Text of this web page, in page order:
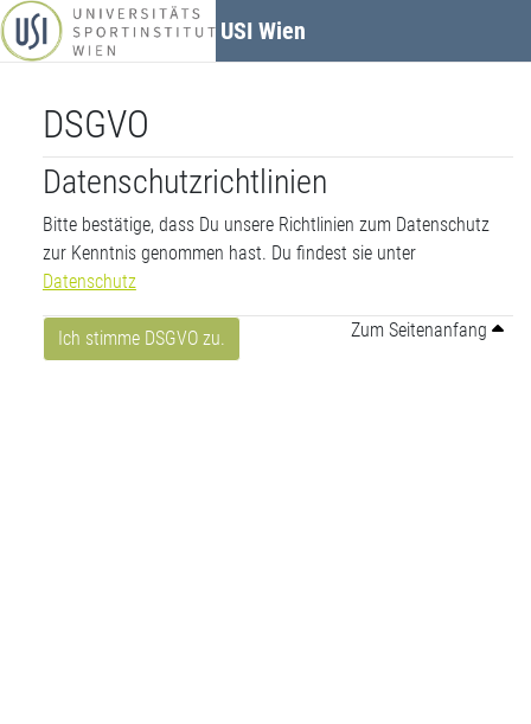
Zum Hauptinhalt
USI Wien
DSGVO
Datenschutzrichtlinien
Bitte bestätige, dass Du unsere Richtlinien zum Datenschutz
zur Kenntnis genommen hast. Du findest sie unter
Datenschutz
Ich stimme DSGVO zu. Zum Seitenanfang